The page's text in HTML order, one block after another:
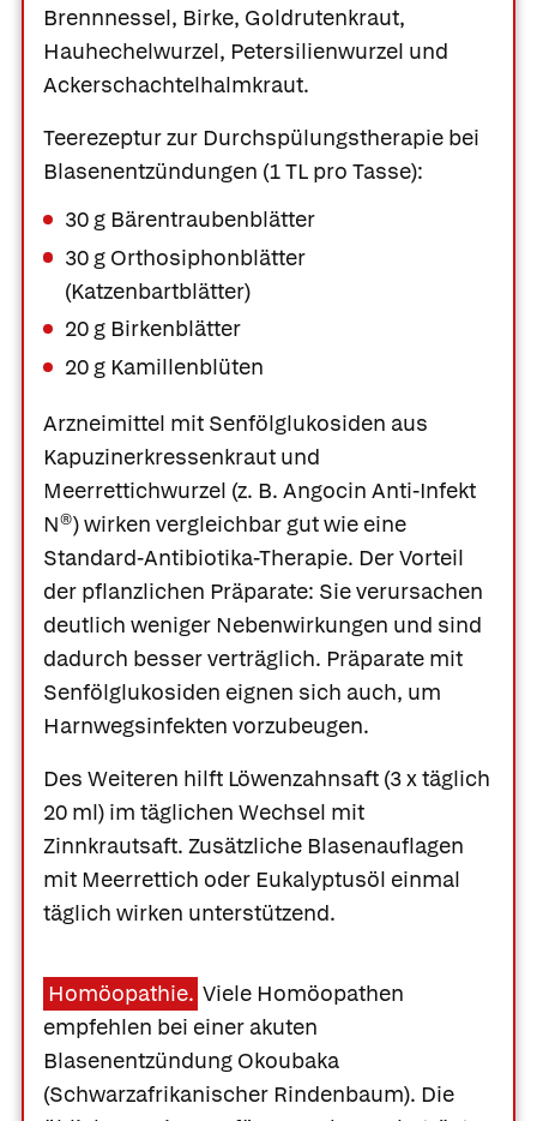
Brennnessel, Birke, Goldrutenkraut,
Hauhechelwurzel, Petersilienwurzel und
Ackerschachtelhalmkraut.
Teerezeptur zur Durchspülungstherapie bei
Blasenentzündungen (1 TL pro Tasse):
30 g Bärentraubenblätter
30 g Orthosiphonblätter
(Katzenbartblätter)
20 g Birkenblätter
20 g Kamillenblüten
Arzneimittel mit Senfölglukosiden aus
Kapuzinerkressenkraut und
Meerrettichwurzel (z. B. Angocin Anti-Infekt
N®) wirken vergleichbar gut wie eine
Standard-Antibiotika-Therapie. Der Vorteil
der pflanzlichen Präparate: Sie verursachen
deutlich weniger Nebenwirkungen und sind
dadurch besser verträglich. Präparate mit
Senfölglukosiden eignen sich auch, um
Harnwegsinfekten vorzubeugen.
Des Weiteren hilft Löwenzahnsaft (3 x täglich
20 ml) im täglichen Wechsel mit
Zinnkrautsaft. Zusätzliche Blasenauflagen
mit Meerrettich oder Eukalyptusöl einmal
täglich wirken unterstützend.
Homöopathie. Viele Homöopathen
empfehlen bei einer akuten
Blasenentzündung Okoubaka
(Schwarzafrikanischer Rindenbaum). Die
Was Ihre Apotheke